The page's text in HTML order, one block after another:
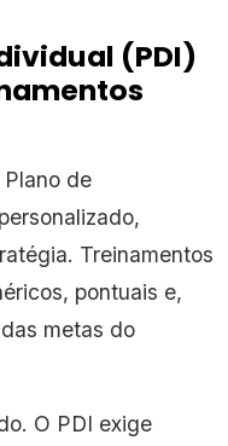
(PDI)
de
Treinamentos
pontuais e,
metas do
O PDI exige